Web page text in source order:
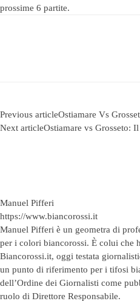
prossime 6 partite.
Previous articleOstiamare Vs
Next articleOstiamare vs Grosseto:
Manuel Pifferi
https://www.biancorossi.it
Manuel Pifferi è un geometra di
per i colori biancorossi. È colui che
Biancorossi.it, oggi testata
un punto di riferimento per i tifosi
dell’Ordine dei Giornalisti come
ruolo di Direttore Responsabile.